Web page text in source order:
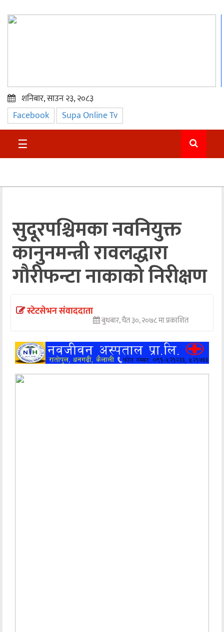
प्रमुख
समाचार
सुदुर
अन्तराष्ट्रिय
अन्तर्वार्ता
अर्थ
खेलकुद
मनोरञ्जन
शनिबार, साउन २३, २०८३
Facebook Supa Online Tv
☰
सुदूरपश्चिमका नवनियुक्त
कानुनमन्त्री रावलद्धारा
गौरीफन्टा नाकाको निरीक्षण
स्टेटसेभन संवाददाता
बुधबार, चैत ३०, २०७८ मा प्रकाशित